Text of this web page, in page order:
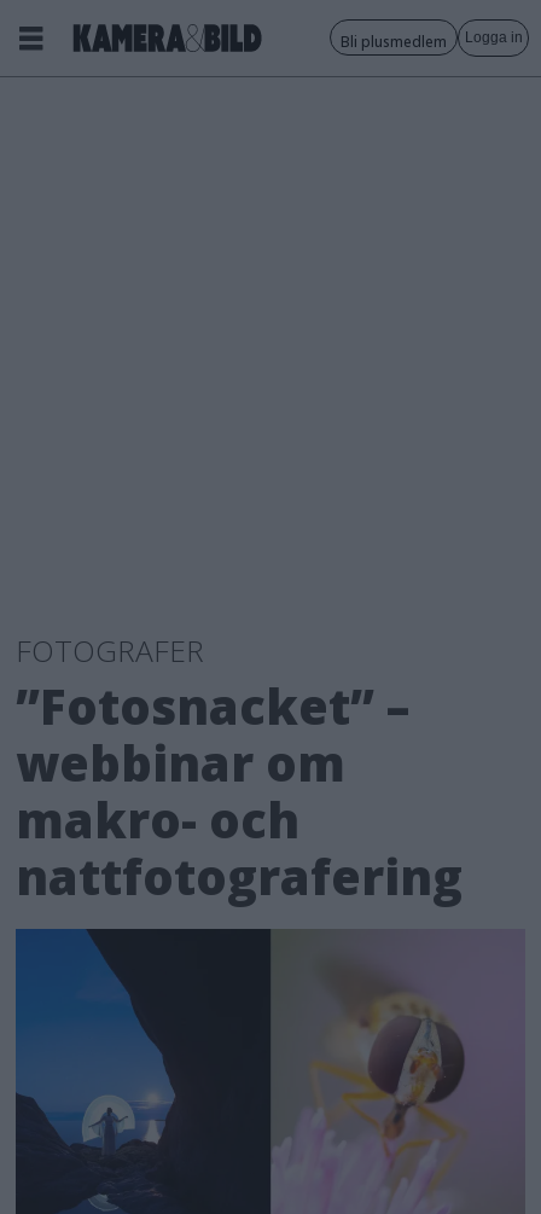
Bli plusmedlem Logga in
FOTOGRAFER
”Fotosnacket” –
webbinar om
makro- och
nattfotografering